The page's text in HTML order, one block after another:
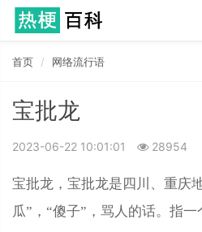
首页 网络流行语
宝批龙
2023-06-22 10:01:01 28954
宝批龙，宝批龙是四川、重庆
瓜”，“傻子”，骂人的话。指